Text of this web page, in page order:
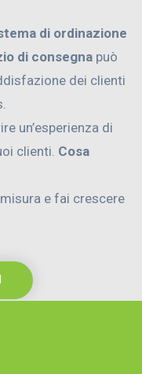
di ordinazione
di consegna può
dei clienti
un’esperienza di
clienti. Cosa
e fai crescere